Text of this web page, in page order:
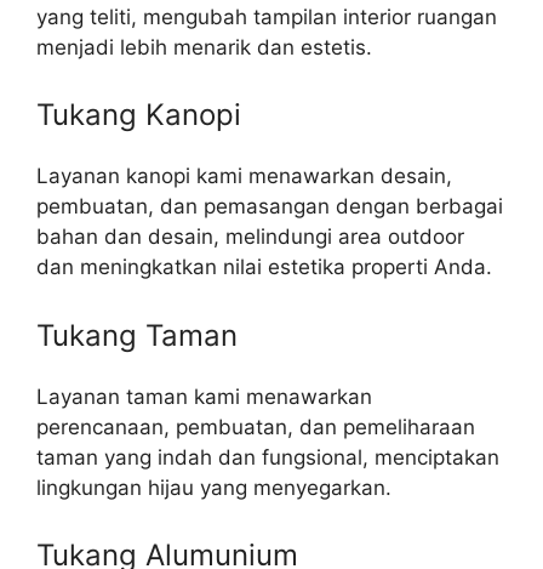
yang teliti, mengubah tampilan interior ruangan
menjadi lebih menarik dan estetis.
Tukang Kanopi
Layanan kanopi kami menawarkan desain,
pembuatan, dan pemasangan dengan berbagai
bahan dan desain, melindungi area outdoor
dan meningkatkan nilai estetika properti Anda.
Tukang Taman
Layanan taman kami menawarkan
perencanaan, pembuatan, dan pemeliharaan
taman yang indah dan fungsional, menciptakan
lingkungan hijau yang menyegarkan.
Tukang Alumunium